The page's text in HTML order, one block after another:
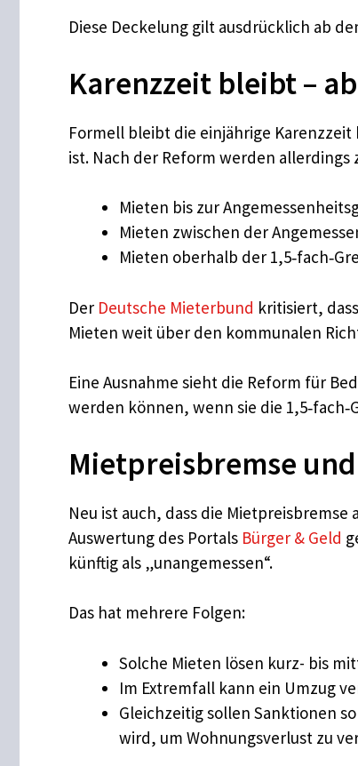
Diese Deckelung gilt ausdrücklich ab
Karenzzeit bleibt –
Formell bleibt die einjährige
ist. Nach der Reform werden
Mieten bis zur
Mieten zwischen der
Mieten oberhalb der
Der Deutsche Mieterbund kritisiert,
Mieten weit über den kommunalen
Eine Ausnahme sieht die Reform für
werden können, wenn sie die
Mietpreisbremse
Neu ist auch, dass die
Auswertung des Portals Bürger & Geld
künftig als „unangemessen“.
Das hat mehrere Folgen:
Solche Mieten lösen kurz- bis
Im Extremfall kann ein Umzug
Gleichzeitig sollen Sanktionen
wird, um Wohnungsverlust zu